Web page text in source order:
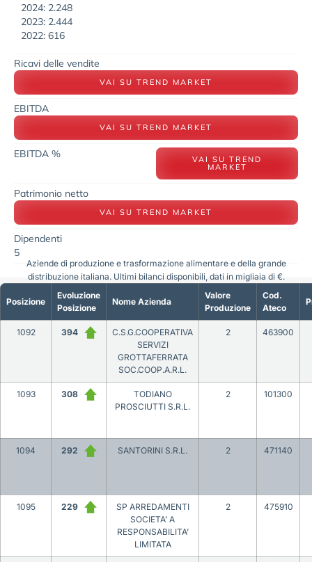
2024: 2.248
2023: 2.444
2022: 616
Ricavi delle vendite
VAI SU TREND MARKET
EBITDA
VAI SU TREND MARKET
EBITDA % VAI SU TREND
MARKET
Patrimonio netto
VAI SU TREND MARKET
Dipendenti
5
Posizione
Evoluzione
Posizione
Nome Azienda
Valore
Produzione
Cod.
Ateco
1092 394
C.S.G.COOPERATIVA
SERVIZI
GROTTAFERRATA
SOC.COOP.A.R.L.
2 463900
1093 308
TODIANO
PROSCIUTTI S.R.L.
2 101300
1094 292 SANTORINI S.R.L. 2 471140
1095 229
SP ARREDAMENTI
SOCIETA’ A
RESPONSABILITA’
LIMITATA
2 475910
Aziende di produzione e trasformazione alimentare e della grande
distribuzione italiana. Ultimi bilanci disponibili, dati in migliaia di €.